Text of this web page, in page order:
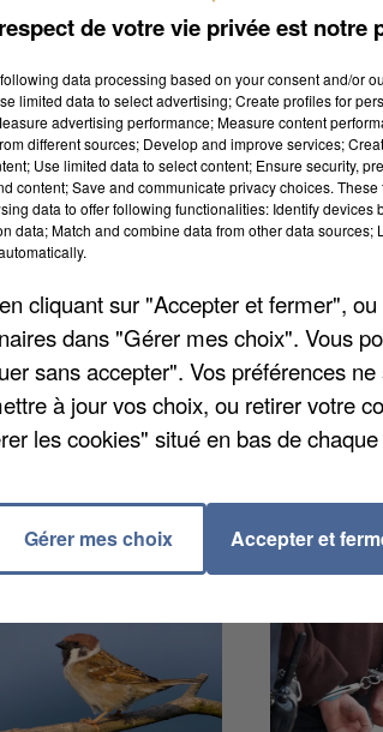
enfants et les jeunes de 7 à 17
l'établissement. Le site vous
le 01 30 91 37 37.
de votre vie privée est notre
data processing based on your consent and/or
limited data to select advertising; Create profiles for
advertising performance; Measure content
different sources; Develop and improve services;
Use limited data to select content; Ensure security,
content; Save and communicate privacy choices.
data to offer following functionalities: Identify devices
data; Match and combine data from other data sources;
cliquant sur "Accepter et fermer",
dans "Gérer mes choix". Vous
sans accepter". Vos préférences
à jour vos choix, ou retirer votre
les cookies" situé en bas de
Gérer mes choix Accepter et